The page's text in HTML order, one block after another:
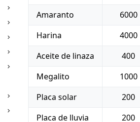
Amaranto
6000
Harina
4000
Aceite de linaza
400
Megalito
1000
Placa solar
200
Placa de lluvia
200